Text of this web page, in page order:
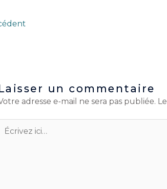
un commentaire
adresse e-mail ne sera pas publiée.
Écrivez
ici…